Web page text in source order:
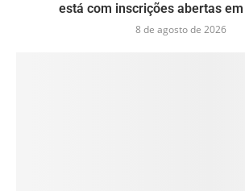
está com inscrições abertas
8 de agosto de 2026